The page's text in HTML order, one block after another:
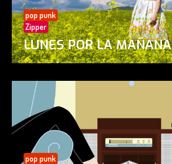
pop punk
Zipper
LUNES POR LA MAÑANA
pop punk